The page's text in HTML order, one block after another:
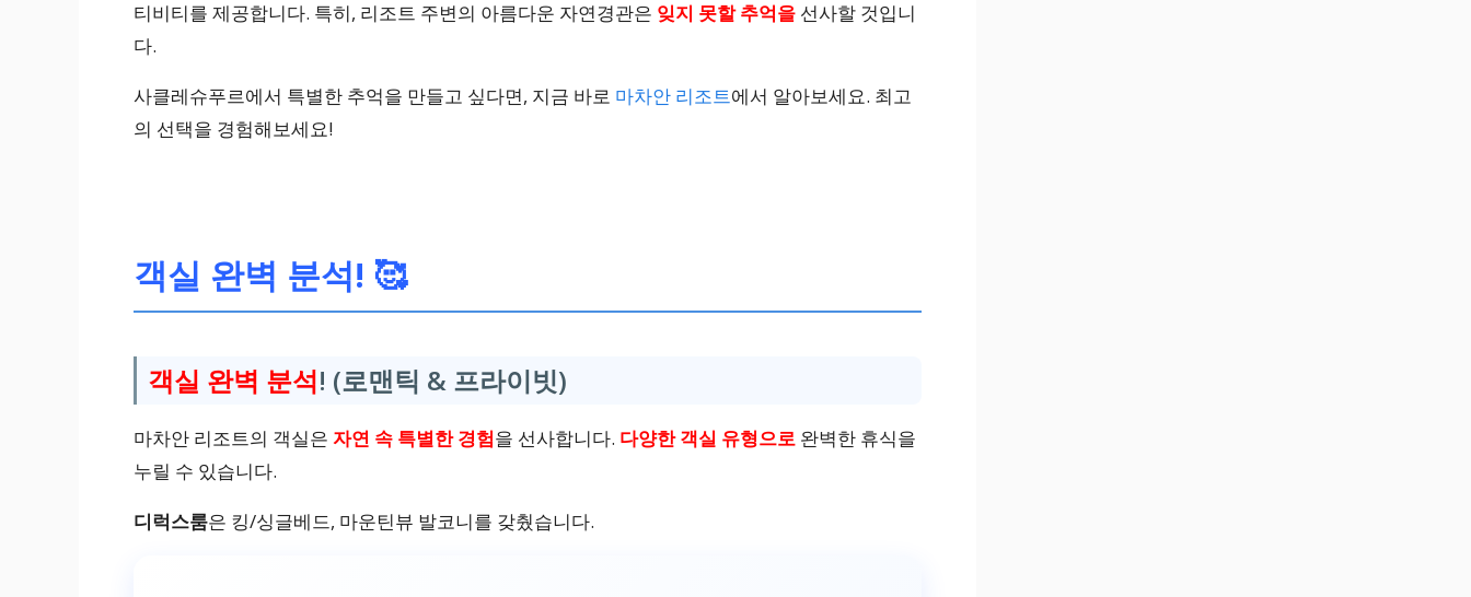
티비티를 제공합니다. 특히, 리조트 주변의 아름다운 자연경관은 잊지 못할 추억을 선사할 것입니
다.
사클레슈푸르에서 특별한 추억을 만들고 싶다면, 지금 바로 마차안 리조트에서 알아보세요. 최고
의 선택을 경험해보세요!
객실 완벽 분석! 🥰
객실 완벽 분석! (로맨틱 & 프라이빗)
마차안 리조트의 객실은 자연 속 특별한 경험을 선사합니다. 다양한 객실 유형으로 완벽한 휴식을
누릴 수 있습니다.
디럭스룸은 킹/싱글베드, 마운틴뷰 발코니를 갖췄습니다.